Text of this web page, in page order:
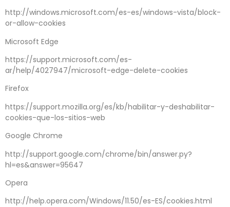
http://windows.microsoft.com/es-es/windows-vista/block-
or-allow-cookies
Microsoft Edge
https://support.microsoft.com/es-
ar/help/4027947/microsoft-edge-delete-cookies
Firefox
https://support.mozilla.org/es/kb/habilitar-y-deshabilitar-
cookies-que-los-sitios-web
Google Chrome
http://support.google.com/chrome/bin/answer.py?
hl=es&answer=95647
Opera
http://help.opera.com/Windows/11.50/es-ES/cookies.html